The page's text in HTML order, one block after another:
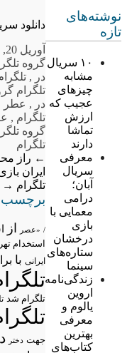
نوشته‌های
تازه
۱۰ سریال
مشابه
چیزهای
عجیب که
ارزش
تماشا
دارند
معرفی
سریال
آبان؛
درامی
معمایی با
بازی
درخشان
ستاره‌های
سینما
زندگی‌نامه
اروین
یالوم و
معرفی
بهترین
کتاب‌های
دانلود
آوریل 20, 2016
گروه
در ,
تلگرام
در , عطر
تلگرام ,
گروه
تلگرام
← راز
ایران
تلگرام →
/ «عصر از
استخدام
ایرانی با
تلگرام شد
جهت دختر